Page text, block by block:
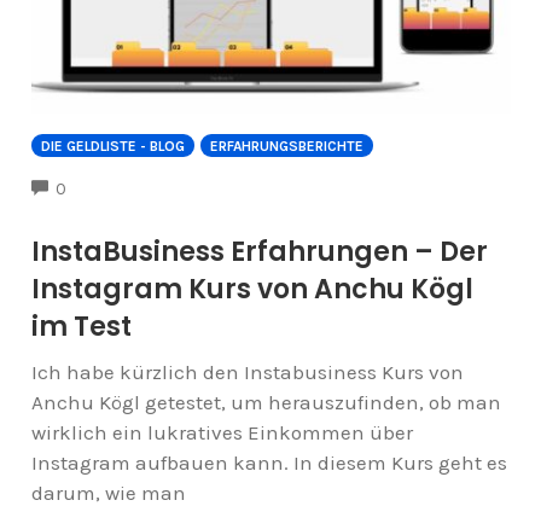
DIE GELDLISTE - BLOG ERFAHRUNGSBERICHTE
0
InstaBusiness Erfahrungen – Der
Instagram Kurs von Anchu Kögl
im Test
Ich habe kürzlich den Instabusiness Kurs von
Anchu Kögl getestet, um herauszufinden, ob man
wirklich ein lukratives Einkommen über
Instagram aufbauen kann. In diesem Kurs geht es
darum, wie man